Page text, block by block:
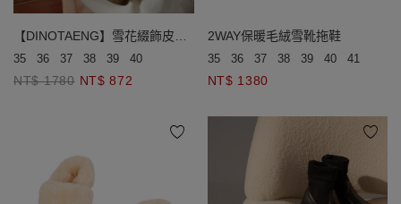
【DINOTAENG】雪花綴飾皮標
厚底短筒雪靴
35 36 37 38 39 40
NT$ 1780 NT$ 872
2WAY保暖毛絨雪靴拖鞋
35 36 37 38 39 40 41
NT$ 1380